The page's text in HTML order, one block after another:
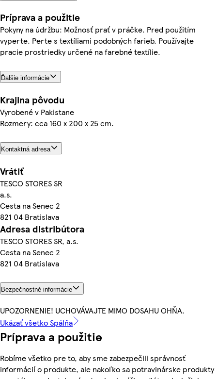
Príprava a použitie
Pokyny na údržbu: Možnosť prať v práčke. Pred použitím
vyperte. Perte s textíliami podobných farieb. Používajte
pracie prostriedky určené na farebné textílie.
Ďalšie informácie
Krajina pôvodu
Vyrobené v Pakistane
Rozmery: cca 160 x 200 x 25 cm.
Kontaktná adresa
Vrátiť
TESCO STORES SR
a.s.
Cesta na Senec 2
821 04 Bratislava
Adresa distribútora
TESCO STORES SR, a.s.
Cesta na Senec 2
821 04 Bratislava
Bezpečnostné informácie
UPOZORNENIE! UCHOVÁVAJTE MIMO DOSAHU OHŇA.
Ukázať všetko Spálňa
Príprava a použitie
Robíme všetko pre to, aby sme zabezpečili správnosť
informácií o produkte, ale nakoľko sa potravinárske produkty